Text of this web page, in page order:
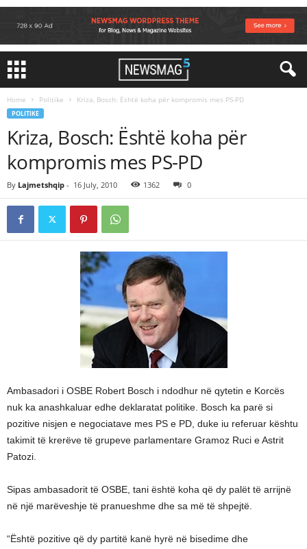
Home Politike Kriza, Bosch: Është koha për kompromis mes PS-PD
POLITIKE
Kriza, Bosch: Është koha për
kompromis mes PS-PD
By Lajmetshqip - 16 July, 2010 1362 0
Ambasadori i OSBE Robert Bosch i ndodhur në qytetin e Korcës
nuk ka anashkaluar edhe deklaratat politike. Bosch ka parë si
pozitive nisjen e negociatave mes PS e PD, duke iu referuar kështu
takimit të krerëve të grupeve parlamentare Gramoz Ruci e Astrit
Patozi.
Sipas ambasadorit të OSBE, tani është koha që dy palët të arrijnë
në një marëveshje të pranueshme dhe sa më të shpejtë.
“Është pozitive që dy partitë kanë hyrë në bisedime dhe